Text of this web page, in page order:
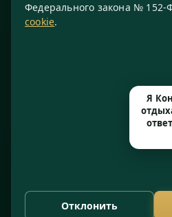
Благодарности
Москва, Варшавское шоссе,
© 2016–2026 ООО «КОНСИС» · ИНН
· ОГРН 1167746646297 · Рег. № 77071/
Политика конфиденциальности
Федерального закона № 152-
cookie.
Отклонить
Я